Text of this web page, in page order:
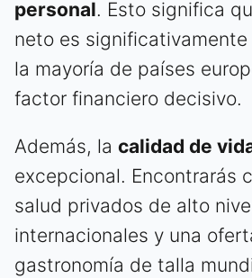
personal. Esto significa
neto es significativamente
la mayoría de países
factor financiero decisivo.
Además, la calidad de
excepcional. Encontrarás
salud privados de alto
internacionales y una
gastronomía de talla